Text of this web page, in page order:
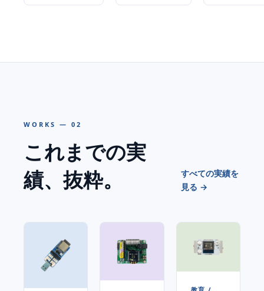
WORKS — 02
これまでの実
績、抜粋。
すべての実績を
見る →